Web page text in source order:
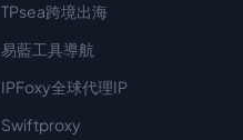
TPsea跨境出海
易藍工具導航
IPFoxy全球代理IP
Swiftproxy